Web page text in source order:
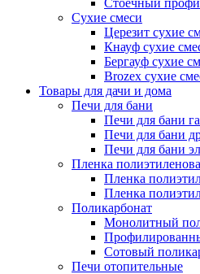
Стоечный
Сухие смеси
Церезит сухие
Кнауф сухие
Бергауф сухие
Brozex сухие
Товары для дачи и дома
Печи для бани
Печи для бани
Печи для бани
Печи для бани
Пленка
Пленка
Пленка
Поликарбонат
Монолитный
Сотовый
Печи отопительные